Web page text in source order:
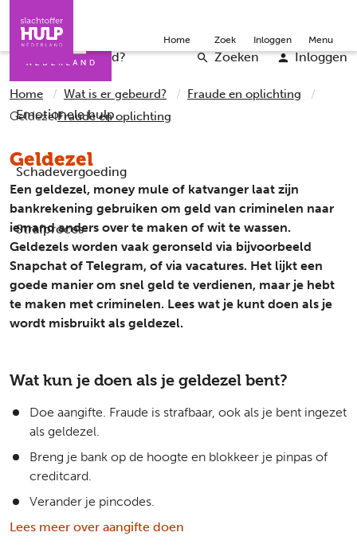
Iemand helpen Word vrijwilliger English
Wat is er gebeurd?
Emotionele hulp
Schadevergoeding
Strafproces
Zoeken Inloggen
Home Zoek Inloggen Menu
Home Wat is er gebeurd?
Fraude en oplichting
GeldezelFraude en oplichting
Geldezel
Een geldezel, money mule of katvanger laat zijn
bankrekening gebruiken om geld van criminelen naar
iemand anders over te maken of wit te wassen.
Geldezels worden vaak geronseld via bijvoorbeeld
Snapchat of Telegram, of via vacatures. Het lijkt een
goede manier om snel geld te verdienen, maar je hebt
te maken met criminelen. Lees wat je kunt doen als je
wordt misbruikt als geldezel.
Wat kun je doen als je geldezel bent?
Doe aangifte. Fraude is strafbaar, ook als je bent ingezet
als geldezel.
Breng je bank op de hoogte en blokkeer je pinpas of
creditcard.
Verander je pincodes.
Lees meer over aangifte doen